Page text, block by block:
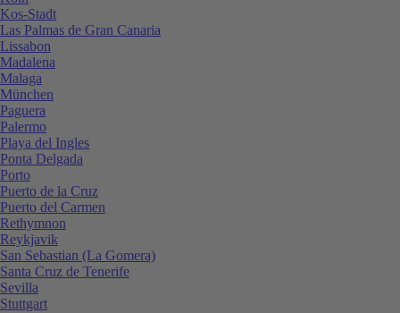
Kos-Stadt
Las Palmas de Gran Canaria
Lissabon
Madalena
Malaga
München
Paguera
Palermo
Playa del Ingles
Ponta Delgada
Porto
Puerto de la Cruz
Puerto del Carmen
Rethymnon
Reykjavik
San Sebastian (La Gomera)
Santa Cruz de Tenerife
Sevilla
Stuttgart